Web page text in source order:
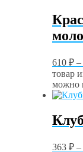
610 ₽ –
товар
можно
363 ₽ –